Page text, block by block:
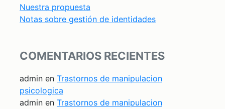
Nuestra propuesta
Notas sobre gestión de identidades
COMENTARIOS RECIENTES
admin en Trastornos de manipulacion
psicologica
admin en Trastornos de manipulacion